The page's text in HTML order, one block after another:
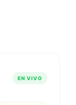
EN VIVO